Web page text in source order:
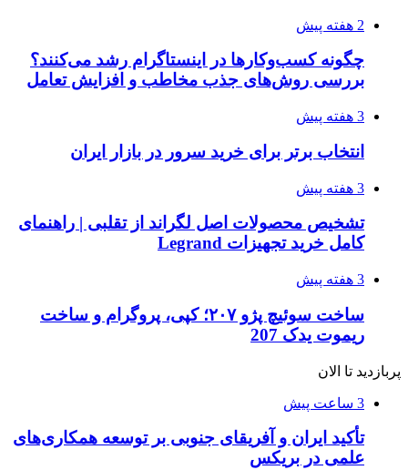
2 هفته پیش
چگونه کسب‌وکارها در اینستاگرام رشد می‌کنند؟
بررسی روش‌های جذب مخاطب و افزایش تعامل
3 هفته پیش
انتخاب برتر برای خرید سرور در بازار ایران
3 هفته پیش
تشخیص محصولات اصل لگراند از تقلبی | راهنمای
کامل خرید تجهیزات Legrand
3 هفته پیش
ساخت سوئیچ پژو ۲۰۷؛ کپی، پروگرام و ساخت
ریموت یدک 207
پربازدید تا الان
3 ساعت پیش
تأکید ایران و آفریقای جنوبی بر توسعه همکاری‌های
علمی در بریکس